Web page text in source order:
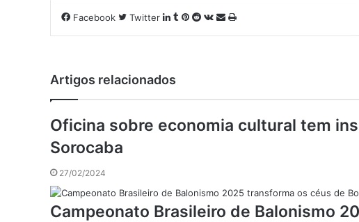
Facebook Twitter Linkedin
Tumblr
Pinterest
Reddit
VK Compartilhar
Imprimir
Artigos relacionados
Oficina sobre economia cultural tem
Sorocaba
27/02/2024
Campeonato Brasileiro de Balonismo